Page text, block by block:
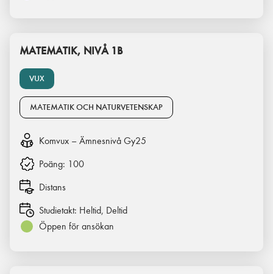
VUX
MATEMATIK, NIVÅ 1B
MATEMATIK OCH NATURVETENSKAP
Komvux – Ämnesnivå Gy25
Poäng: 100
Distans
Studietakt: Heltid, Deltid
Öppen för ansökan